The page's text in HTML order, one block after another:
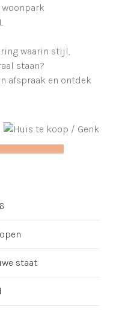
waarin stijl,
staan?
afspraak en ontdek
staat